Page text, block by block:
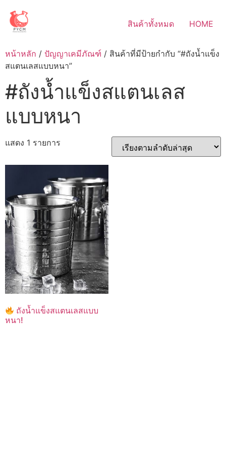
content
สินค้าทั้งหมด HOME
หน้าหลัก / ปัญญาเคมีภัณฑ์ / สินค้าที่มีป้ายกำกับ “#ถังน้ำแข็ง
สแตนเลสแบบหนา”
#ถังน้ำแข็งสแตนเลส
แบบหนา
แสดง 1 รายการ
ถังน้ำแข็งสแตนเลสแบบ
หนา!